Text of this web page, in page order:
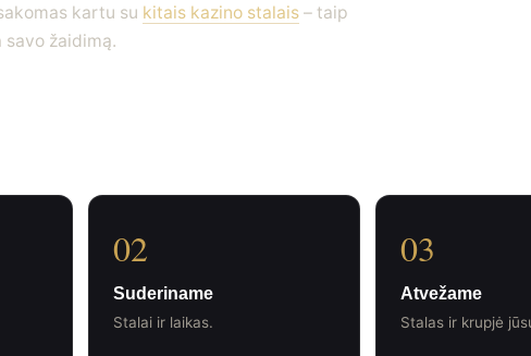
kartu su kitais kazino stalais – taip
žaidimą.
02
Suderiname
Stalai ir laikas.
03
Atvežame
Stalas ir krupjė